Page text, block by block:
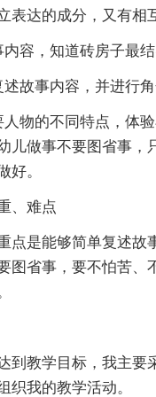
表达的成分，又有相
容，知道砖房子最结
故事内容，并进行角
人物的不同特点，体
儿做事不要图省事，
好。
、难点
点是能够简单复述故
图省事，要不怕苦、
到教学目标，我主要
织我的教学活动。